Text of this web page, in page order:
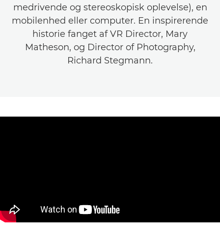
medrivende og stereoskopisk oplevelse), en
mobilenhed eller computer. En inspirerende
historie fanget af VR Director, Mary
Matheson, og Director of Photography,
Richard Stegmann.